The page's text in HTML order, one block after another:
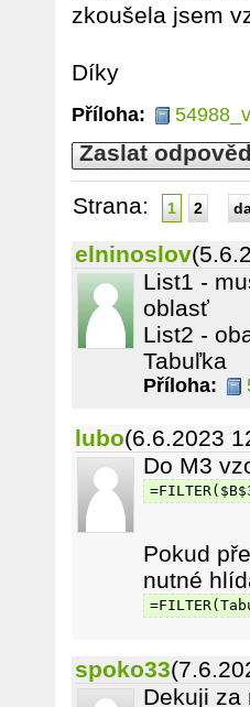
zkoušela jsem
Díky
Příloha:
Zaslat
Strana: 1 2
elninoslov
List1 -
oblasť
List2 -
Tabuľka
Příloha:
lubo(6.6.2023
Do M3
Pokud
nutné
spoko33
Dekuji za